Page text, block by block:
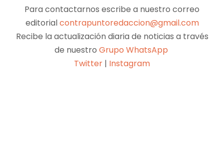
Para contactarnos escribe a nuestro correo
editorialcontrapuntoredaccion@gmail.com
Recibe la actualización diaria de noticias a través
de nuestro Grupo WhatsApp
Twitter | Instagram